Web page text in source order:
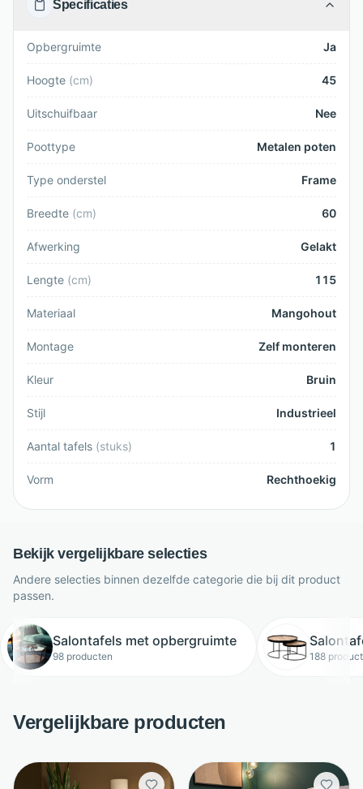
Specificaties
Opbergruimte Ja
Hoogte (cm) 45
Uitschuifbaar Nee
Poottype Metalen poten
Type onderstel Frame
Breedte (cm) 60
Afwerking Gelakt
Lengte (cm) 115
Materiaal Mangohout
Montage Zelf monteren
Kleur Bruin
Stijl Industrieel
Aantal tafels (stuks) 1
Vorm Rechthoekig
Bekijk vergelijkbare selecties
Andere selecties binnen dezelfde categorie die bij dit product
passen.
Salontafels met opbergruimte
98 producten 188
Vergelijkbare producten